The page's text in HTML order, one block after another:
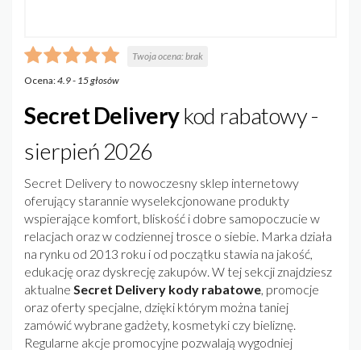
Twoja ocena:brak
Ocena:4.9- 15głosów
Secret Deliverykod rabatowy -
sierpień 2026
Secret Delivery to nowoczesny sklep internetowy
oferujący starannie wyselekcjonowane produkty
wspierające komfort, bliskość i dobre samopoczucie w
relacjach oraz w codziennej trosce o siebie. Marka działa
na rynku od 2013 roku i od początku stawia na jakość,
edukację oraz dyskrecję zakupów. W tej sekcji znajdziesz
aktualne Secret Delivery kody rabatowe, promocje
oraz oferty specjalne, dzięki którym można taniej
zamówić wybrane gadżety, kosmetyki czy bieliznę.
Regularne akcje promocyjne pozwalają wygodniej